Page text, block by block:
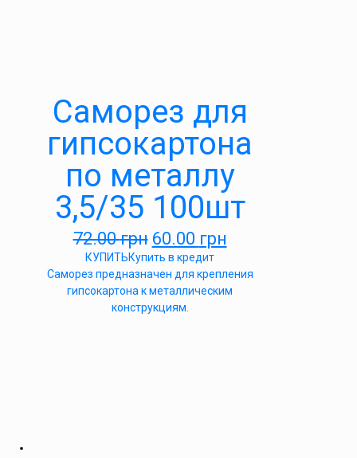
Саморез для
гипсокартона
по металлу
3,5/35 100шт
72.00грн 60.00 грн
КУПИТЬКупить в кредит
Саморез предназначен для крепления
гипсокартона к металлическим
конструкциям.